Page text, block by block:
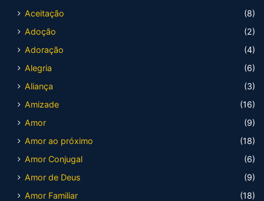
Aceitação
(8)
Adoção
(2)
Adoração
(4)
Alegria
(6)
Aliança
(3)
Amizade
(16)
Amor
(9)
Amor ao próximo
(18)
Amor Conjugal
(6)
Amor de Deus
(9)
Amor Familiar
(18)